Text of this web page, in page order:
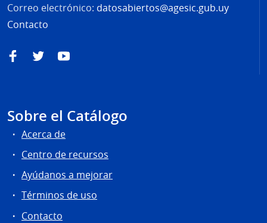
Correo electrónico: datosabiertos@agesic.gub.uy
Contacto
FacebookTwitterYouTube
Sobre el Catálogo
Acerca de
Centro de recursos
Ayúdanos a mejorar
Términos de uso
Contacto